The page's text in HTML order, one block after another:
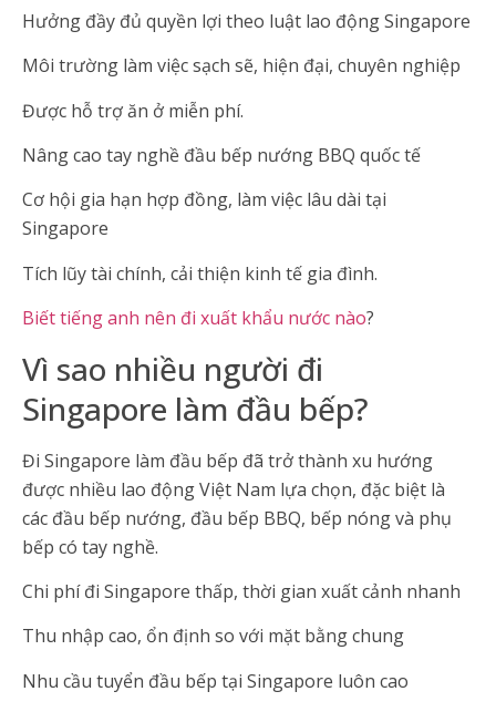
Hưởng đầy đủ quyền lợi theo luật lao động Singapore
Môi trường làm việc sạch sẽ, hiện đại, chuyên nghiệp
Được hỗ trợ ăn ở miễn phí.
Nâng cao tay nghề đầu bếp nướng BBQ quốc tế
Cơ hội gia hạn hợp đồng, làm việc lâu dài tại
Singapore
Tích lũy tài chính, cải thiện kinh tế gia đình.
Biết tiếng anh nên đi xuất khẩu nước nào?
Vì sao nhiều người đi
Singapore làm đầu bếp?
Đi Singapore làm đầu bếp đã trở thành xu hướng
được nhiều lao động Việt Nam lựa chọn, đặc biệt là
các đầu bếp nướng, đầu bếp BBQ, bếp nóng và phụ
bếp có tay nghề.
Chi phí đi Singapore thấp, thời gian xuất cảnh nhanh
Thu nhập cao, ổn định so với mặt bằng chung
Nhu cầu tuyển đầu bếp tại Singapore luôn cao